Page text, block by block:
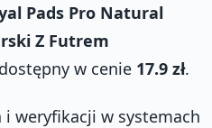
Pads Pro Natural
Z Futrem
w cenie 17.9 zł.
i weryfikacji w systemach